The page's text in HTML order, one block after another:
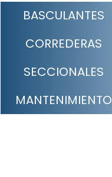
BASCULANTES
CORREDERAS
SECCIONALES
MANTENIMIENTO